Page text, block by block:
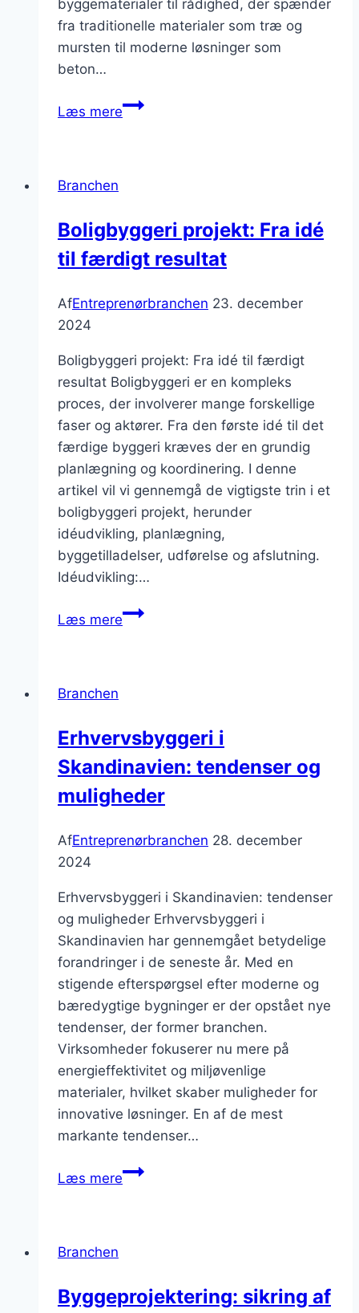
byggematerialer til rådighed, der spænder
fra traditionelle materialer som træ og
mursten til moderne løsninger som
beton…
Læs merebyggematerialer
Branchen
Boligbyggeri projekt: Fra idé
til færdigt resultat
AfEntreprenørbranchen 23. december
2024
Boligbyggeri projekt: Fra idé til færdigt
resultat Boligbyggeri er en kompleks
proces, der involverer mange forskellige
faser og aktører. Fra den første idé til det
færdige byggeri kræves der en grundig
planlægning og koordinering. I denne
artikel vil vi gennemgå de vigtigste trin i et
boligbyggeri projekt, herunder
idéudvikling, planlægning,
byggetilladelser, udførelse og afslutning.
Idéudvikling:…
Læs mereBoligbyggeri
resultat
Branchen
Erhvervsbyggeri i
Skandinavien: tendenser og
muligheder
AfEntreprenørbranchen 28. december
2024
Erhvervsbyggeri i Skandinavien: tendenser
og muligheder Erhvervsbyggeri i
Skandinavien har gennemgået betydelige
forandringer i de seneste år. Med en
stigende efterspørgsel efter moderne og
bæredygtige bygninger er der opstået nye
tendenser, der former branchen.
Virksomheder fokuserer nu mere på
energieffektivitet og miljøvenlige
materialer, hvilket skaber muligheder for
innovative løsninger. En af de mest
markante tendenser…
Læs mereErhvervsbyggeri
Branchen
Byggeprojektering: sikring af